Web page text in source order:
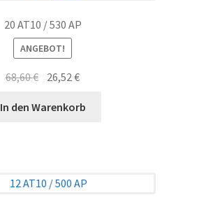
20 AT10 / 530 AP
ANGEBOT!
68,60€ Ursprünglicher
war:
26,52€Aktueller
ist:
In den Warenkorb